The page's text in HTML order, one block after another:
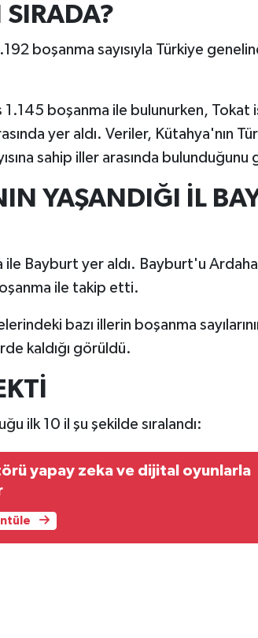
SIRADA?
boşanma sayısıyla Türkiye
1.145 boşanma ile bulunurken, Tokat
yer aldı. Veriler, Kütahya'nın
sahip iller arasında
YAŞANDIĞI İL
ile Bayburt yer aldı. Bayburt'u
ile takip etti.
bazı illerin boşanma
kaldığı görüldü.
ilk 10 il şu şekilde sıralandı:
yapay zeka ve dijital oyunlarla